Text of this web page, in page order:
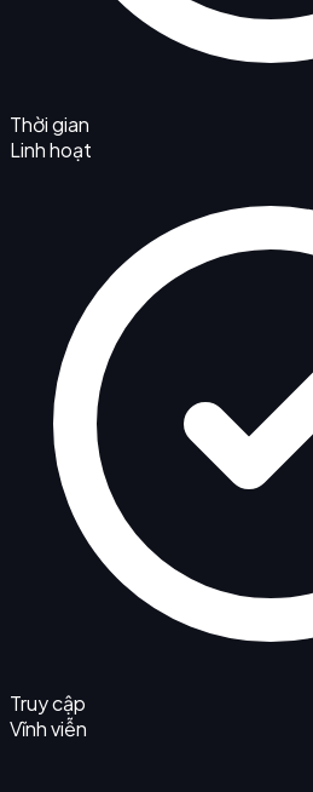
Thời gian
Linh hoạt
Truy cập
Vĩnh viễn